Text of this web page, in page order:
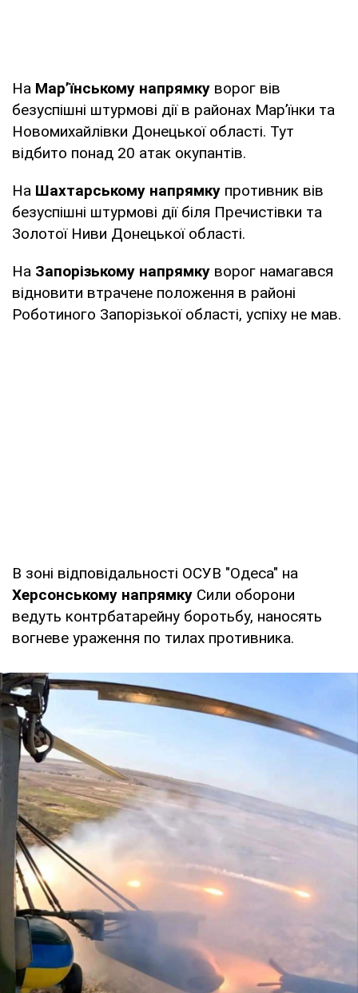
На Мар’їнському напрямку ворог вів
безуспішні штурмові дії в районах Мар’їнки та
Новомихайлівки Донецької області. Тут
відбито понад 20 атак окупантів.
На Шахтарському напрямку противник вів
безуспішні штурмові дії біля Пречистівки та
Золотої Ниви Донецької області.
На Запорізькому напрямку ворог намагався
відновити втрачене положення в районі
Роботиного Запорізької області, успіху не мав.
В зоні відповідальності ОСУВ "Одеса" на
Херсонському напрямку Сили оборони
ведуть контрбатарейну боротьбу, наносять
вогневе ураження по тилах противника.